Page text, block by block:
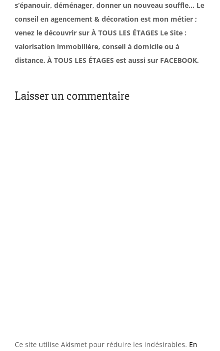
s’épanouir, déménager, donner un nouveau souffle… Le
conseil en agencement & décoration est mon métier ;
venez le découvrir sur À TOUS LES ÉTAGES Le Site :
valorisation immobilière, conseil à domicile ou à
distance. À TOUS LES ÉTAGES est aussi sur FACEBOOK.
Laisser un commentaire
Ce site utilise Akismet pour réduire les indésirables. En